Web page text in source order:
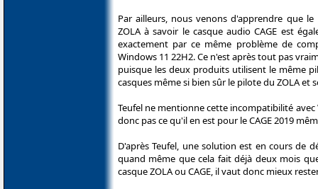
Par ailleurs, nous venons d'apprendre que
ZOLA à savoir le casque audio CAGE est
exactement par ce même problème de
Windows 11 22H2. Ce n'est après tout pas
puisque les deux produits utilisent le même
casques même si bien sûr le pilote du ZOLA
Teufel ne mentionne cette incompatibilité avec
donc pas ce qu'il en est pour le CAGE 2019
D'après Teufel, une solution est en cours de
quand même que cela fait déjà deux mois
casque ZOLA ou CAGE, il vaut donc mieux